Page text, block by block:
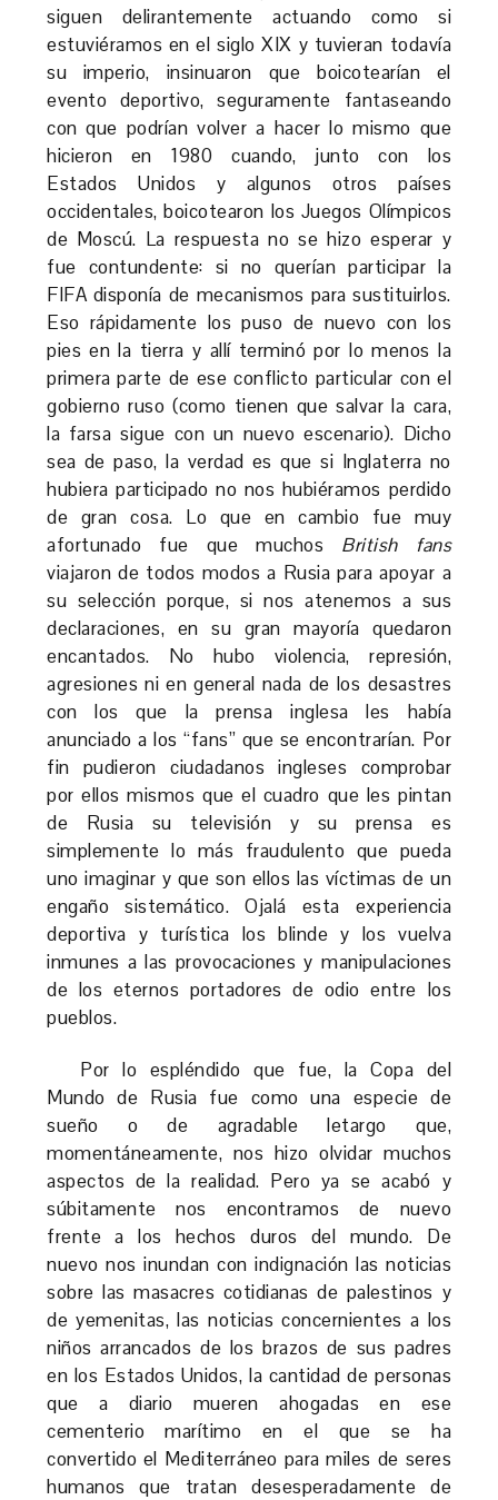
siguen delirantemente actuando como si
estuviéramos en el siglo XIX y tuvieran todavía
su imperio, insinuaron que boicotearían el
evento deportivo, seguramente fantaseando
con que podrían volver a hacer lo mismo que
hicieron en 1980 cuando, junto con los
Estados Unidos y algunos otros países
occidentales, boicotearon los Juegos Olímpicos
de Moscú. La respuesta no se hizo esperar y
fue contundente: si no querían participar la
FIFA disponía de mecanismos para sustituirlos.
Eso rápidamente los puso de nuevo con los
pies en la tierra y allí terminó por lo menos la
primera parte de ese conflicto particular con el
gobierno ruso (como tienen que salvar la cara,
la farsa sigue con un nuevo escenario). Dicho
sea de paso, la verdad es que si Inglaterra no
hubiera participado no nos hubiéramos perdido
de gran cosa. Lo que en cambio fue muy
afortunado fue que muchos British fans
viajaron de todos modos a Rusia para apoyar a
su selección porque, si nos atenemos a sus
declaraciones, en su gran mayoría quedaron
encantados. No hubo violencia, represión,
agresiones ni en general nada de los desastres
con los que la prensa inglesa les había
anunciado a los “fans” que se encontrarían. Por
fin pudieron ciudadanos ingleses comprobar
por ellos mismos que el cuadro que les pintan
de Rusia su televisión y su prensa es
simplemente lo más fraudulento que pueda
uno imaginar y que son ellos las víctimas de un
engaño sistemático. Ojalá esta experiencia
deportiva y turística los blinde y los vuelva
inmunes a las provocaciones y manipulaciones
de los eternos portadores de odio entre los
pueblos.
Por lo espléndido que fue, la Copa del
Mundo de Rusia fue como una especie de
sueño o de agradable letargo que,
momentáneamente, nos hizo olvidar muchos
aspectos de la realidad. Pero ya se acabó y
súbitamente nos encontramos de nuevo
frente a los hechos duros del mundo. De
nuevo nos inundan con indignación las noticias
sobre las masacres cotidianas de palestinos y
de yemenitas, las noticias concernientes a los
niños arrancados de los brazos de sus padres
en los Estados Unidos, la cantidad de personas
que a diario mueren ahogadas en ese
cementerio marítimo en el que se ha
convertido el Mediterráneo para miles de seres
humanos que tratan desesperadamente de